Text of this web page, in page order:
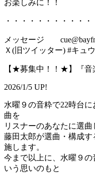
お楽しみに！！
・・・・・・・・・・
メッセージ
Ｘ(旧ツイッター) #キュ
【★募集中！！★】『音
2026/1/5 UP!
水曜９の音粋で22時台
曲を
リスナーのあなたに選曲
藤田太郎が選曲・構成
施します。
今まで以上に、水曜９
いう思いのもと